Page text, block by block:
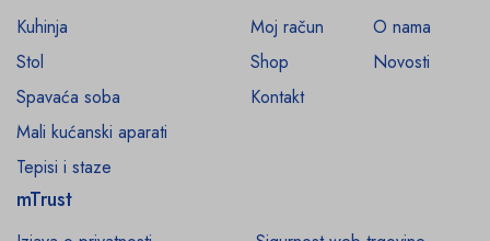
Kuhinja
Stol
Spavaća soba
Mali kućanski aparati
Tepisi i staze
Moj račun
O nama
Shop
Novosti
Kontakt
mTrust